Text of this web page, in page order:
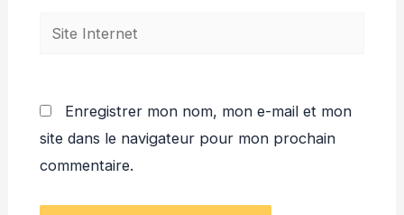
Site
Enregistrer mon nom, mon e-mail et mon
site dans le navigateur pour mon prochain
commentaire.